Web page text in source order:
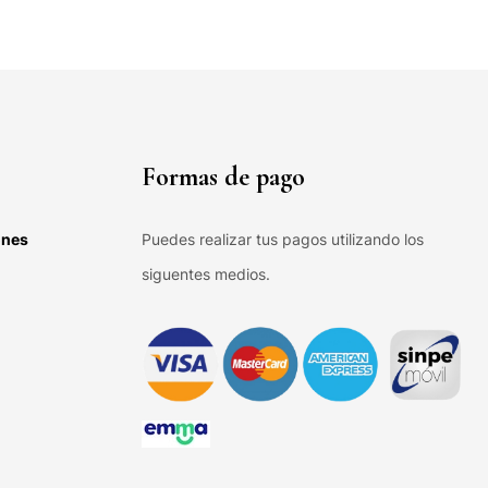
Formas de pago
Puedes realizar tus pagos utilizando los
siguentes medios.